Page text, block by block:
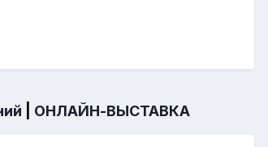
ОНЛАЙН-ВЫСТАВКА